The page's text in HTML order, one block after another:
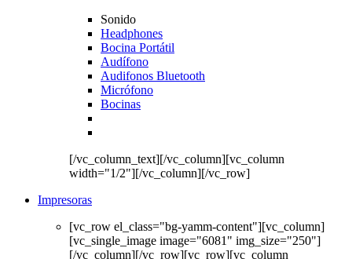
Sonido
Headphones
Bocina Portátil
Audífono
Audifonos Bluetooth
Micrófono
Bocinas
[/vc_column_text][/vc_column][vc_column
width="1/2"][/vc_column][/vc_row]
Impresoras
[vc_row el_class="bg-yamm-content"][vc_column]
[vc_single_image image="6081" img_size="250"]
[/vc_column][/vc_row][vc_row][vc_column